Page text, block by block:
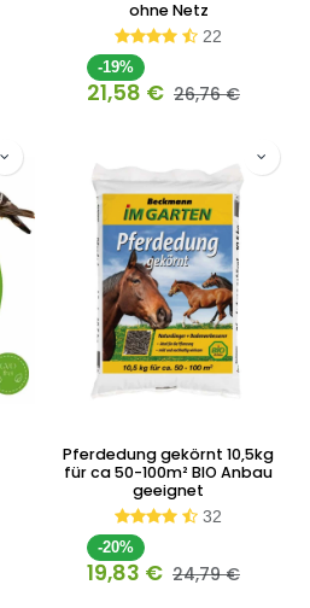
ohne Netz
22
-19%
21,58 € 26,76€
Pferdedung gekörnt 10,5kg
für ca 50-100m² BIO Anbau
geeignet
32
-20%
19,83 € 24,79€